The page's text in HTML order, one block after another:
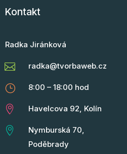
Kontakt
Radka Jiránková
 radka@tvorbaweb.cz
} 8:00 – 18:00 hod
 Havelcova 92, Kolín

Nymburská 70,
Poděbrady